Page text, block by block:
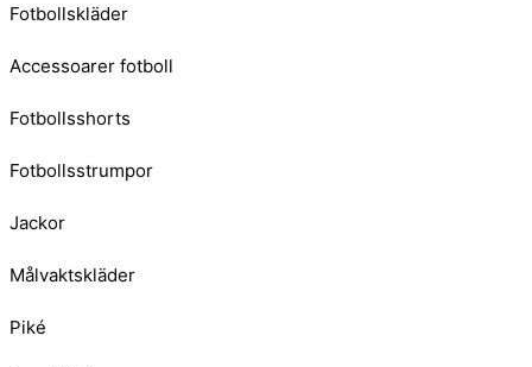
Fotbollskläder
Accessoarer fotboll
Fotbollsshorts
Fotbollsstrumpor
Jackor
Målvaktskläder
Piké